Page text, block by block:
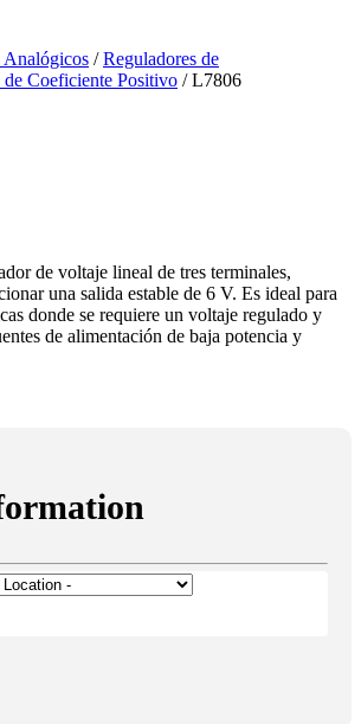
Analógicos /Reguladores de
de Coeficiente Positivo / L7806
de voltaje lineal de tres terminales,
una salida estable de 6 V. Es ideal para
donde se requiere un voltaje regulado y
de alimentación de baja potencia y